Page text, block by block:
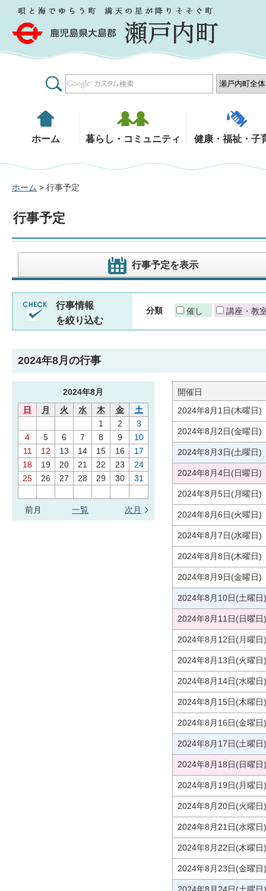
鹿児島県大島郡 瀬戸内町
ホーム 暮らし・コミュニティ 健康・福祉・子
ホーム > 行事予定
行事予定
行事予定を表示
行事情報
を絞り込む
分類 催し 講座・教
2024年8月の行事
2024年8月
日
月 火 水 木 金
土
1
2
3
4
5 6 7 8 9
10
11
12 13 14 15 16
17
18
19 20 21 22 23
24
25
26 27 28 29 30 31
前月 一覧 次月
開催日
2024年8月1日(木曜日)
2024年8月2日(金曜日)
2024年8月3日(土曜日)
2024年8月4日(日曜日)
2024年8月5日(月曜日)
2024年8月6日(火曜日)
2024年8月7日(水曜日)
2024年8月8日(木曜日)
2024年8月9日(金曜日)
2024年8月10日(土曜日)
2024年8月11日(日曜日)
2024年8月12日(月曜日)
2024年8月13日(火曜日)
2024年8月14日(水曜日)
2024年8月15日(木曜日)
2024年8月16日(金曜日)
2024年8月17日(土曜日)
2024年8月18日(日曜日)
2024年8月19日(月曜日)
2024年8月20日(火曜日)
2024年8月21日(水曜日)
2024年8月22日(木曜日)
2024年8月23日(金曜日)